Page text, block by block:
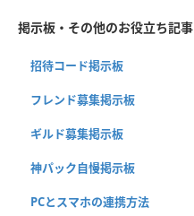
掲示板・その他のお役立ち記事
招待コード掲示板
フレンド募集掲示板
ギルド募集掲示板
神パック自慢掲示板
PCとスマホの連携方法